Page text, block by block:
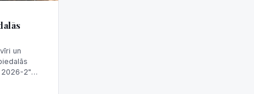
un
2026-2"